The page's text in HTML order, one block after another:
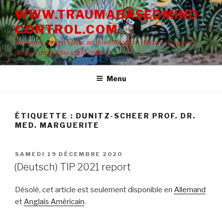
Aller
au
contenu
principal
WWW.TRAUMABASEDMIND
CONTROL.COM
Netzwerk gegen Folter an (Klein)Kindern | Network against
torture on toddlers and children
Menu
ÉTIQUETTE : DUNITZ-SCHEER PROF. DR.
MED. MARGUERITE
PUBLIÉ
LE
SAMEDI 19 DÉCEMBRE 2020
(Deutsch) TIP 2021 report
Désolé, cet article est seulement disponible en Allemand
etAnglais Américain.